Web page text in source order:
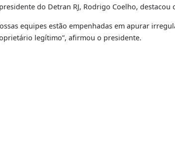
Para evitar prejuízos como esse, o Detran RJ
fato, vendendo o bem.